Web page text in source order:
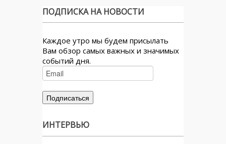
ПОДПИСКА НА НОВОСТИ
Каждое утро мы будем присылать
Вам обзор самых важных и значимых
событий дня.
ИНТЕРВЬЮ